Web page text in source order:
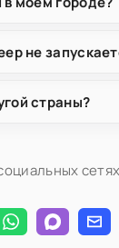
не
страны?